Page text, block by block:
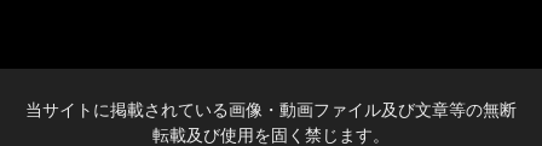
当サイトに掲載されている画像・動画ファイル及び文章等の無断
転載及び使用を固く禁じます。